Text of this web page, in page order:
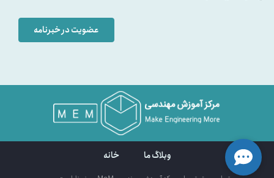
عضویت در خبرنامه
وبلاگ ما خانه